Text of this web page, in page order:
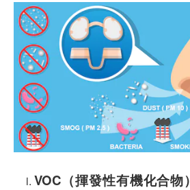
VOC（揮發性有機化合物）